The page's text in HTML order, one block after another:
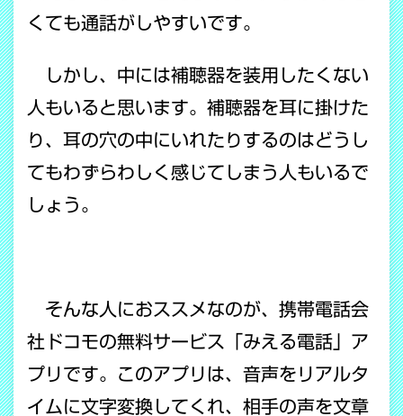
くても通話がしやすいです。
しかし、中には補聴器を装用したくない
人もいると思います。補聴器を耳に掛けた
り、耳の穴の中にいれたりするのはどうし
てもわずらわしく感じてしまう人もいるで
しょう。
そんな人におススメなのが、携帯電話会
社ドコモの無料サービス「みえる電話」ア
プリです。このアプリは、音声をリアルタ
イムに文字変換してくれ、相手の声を文章